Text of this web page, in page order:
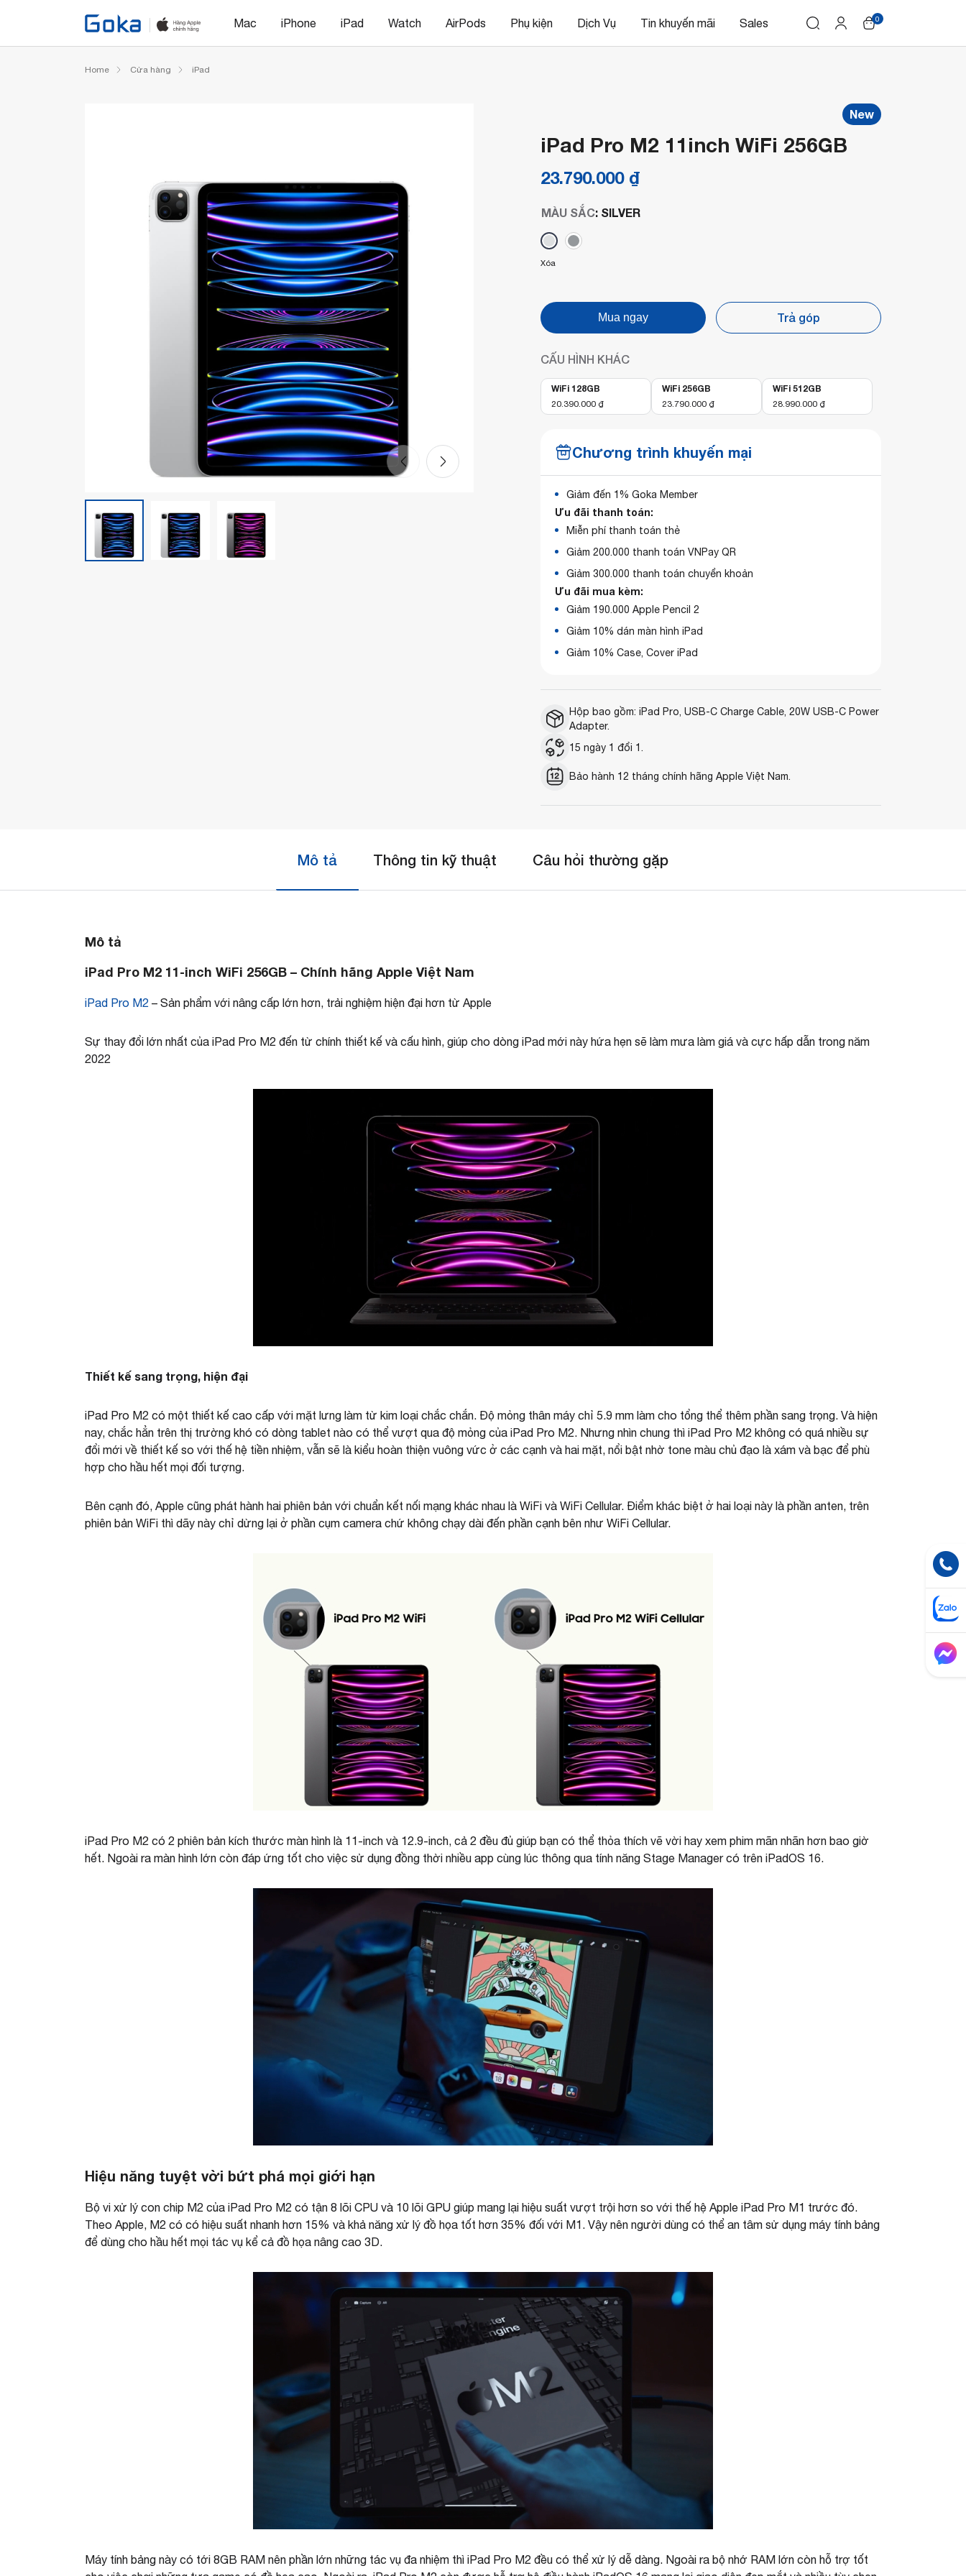
Mac iPhone iPad Watch AirPods Phụ kiện Dịch Vụ Tin khuyến mãi Sales 0
Home Cửa hàng iPad
New
iPad Pro M2 11inch WiFi 256GB
23.790.000 ₫
MÀU SẮC: SILVER
Xóa
Mua ngay Trả góp
CẤU HÌNH KHÁC
WiFi 128GB
20.390.000 ₫
WiFi 256GB
23.790.000 ₫
WiFi 512GB
28.990.000 ₫
Chương trình khuyến mại
Giảm đến 1% Goka Member
Ưu đãi thanh toán:
Miễn phí thanh toán thẻ
Giảm 200.000 thanh toán VNPay QR
Giảm 300.000 thanh toán chuyển khoản
Ưu đãi mua kèm:
Giảm 190.000 Apple Pencil 2
Giảm 10% dán màn hình iPad
Giảm 10% Case, Cover iPad
Hộp bao gồm: iPad Pro, USB-C Charge Cable, 20W USB-C Power
Adapter.
15 ngày 1 đổi 1.
Bảo hành 12 tháng chính hãng Apple Việt Nam.
Mô tả Thông tin kỹ thuật Câu hỏi thường gặp
Mô tả
iPad Pro M2 11-inch WiFi 256GB – Chính hãng Apple Việt Nam
iPad Pro M2 – Sản phẩm với nâng cấp lớn hơn, trải nghiệm hiện đại hơn từ Apple
Sự thay đổi lớn nhất của iPad Pro M2 đến từ chính thiết kế và cấu hình, giúp cho dòng iPad mới này hứa hẹn sẽ làm mưa làm giá và cực hấp dẫn trong năm
2022
Thiết kế sang trọng, hiện đại
iPad Pro M2 có một thiết kế cao cấp với mặt lưng làm từ kim loại chắc chắn. Độ mỏng thân máy chỉ 5.9 mm làm cho tổng thể thêm phần sang trọng. Và hiện
nay, chắc hẳn trên thị trường khó có dòng tablet nào có thể vượt qua độ mỏng của iPad Pro M2. Nhưng nhìn chung thì iPad Pro M2 không có quá nhiều sự
đổi mới về thiết kế so với thế hệ tiền nhiệm, vẫn sẽ là kiểu hoàn thiện vuông vức ở các cạnh và hai mặt, nổi bật nhờ tone màu chủ đạo là xám và bạc để phù
hợp cho hầu hết mọi đối tượng.
Bên cạnh đó, Apple cũng phát hành hai phiên bản với chuẩn kết nối mạng khác nhau là WiFi và WiFi Cellular. Điểm khác biệt ở hai loại này là phần anten, trên
phiên bản WiFi thì dãy này chỉ dừng lại ở phần cụm camera chứ không chạy dài đến phần cạnh bên như WiFi Cellular.
iPad Pro M2 có 2 phiên bản kích thước màn hình là 11-inch và 12.9-inch, cả 2 đều đủ giúp bạn có thể thỏa thích vẽ vời hay xem phim mãn nhãn hơn bao giờ
hết. Ngoài ra màn hình lớn còn đáp ứng tốt cho việc sử dụng đồng thời nhiều app cùng lúc thông qua tính năng Stage Manager có trên iPadOS 16.
Hiệu năng tuyệt vời bứt phá mọi giới hạn
Bộ vi xử lý con chip M2 của iPad Pro M2 có tận 8 lõi CPU và 10 lõi GPU giúp mang lại hiệu suất vượt trội hơn so với thế hệ Apple iPad Pro M1 trước đó.
Theo Apple, M2 có có hiệu suất nhanh hơn 15% và khả năng xử lý đồ họa tốt hơn 35% đối với M1. Vậy nên người dùng có thể an tâm sử dụng máy tính bảng
để dùng cho hầu hết mọi tác vụ kể cả đồ họa nâng cao 3D.
Máy tính bảng này có tới 8GB RAM nên phần lớn những tác vụ đa nhiệm thì iPad Pro M2 đều có thể xử lý dễ dàng. Ngoài ra bộ nhớ RAM lớn còn hỗ trợ tốt